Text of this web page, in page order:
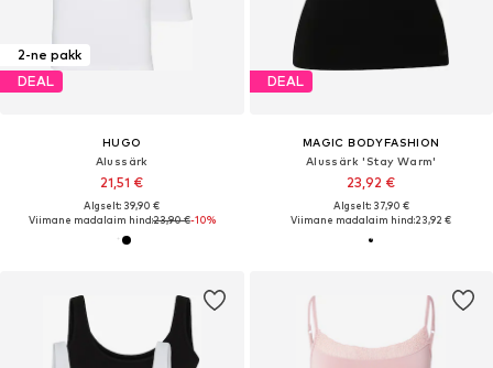
2-ne pakk
DEAL
HUGO
Alussärk
21,51 €
Algselt: 39,90 €
Viimane madalaim hind:23,90 €-10%
DEAL
MAGIC BODYFASHION
Alussärk 'Stay Warm'
23,92 €
Algselt: 37,90 €
Viimane madalaim hind:23,92 €